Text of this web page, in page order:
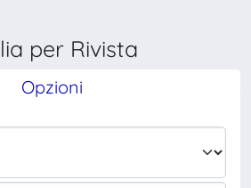
per Rivista
Opzioni